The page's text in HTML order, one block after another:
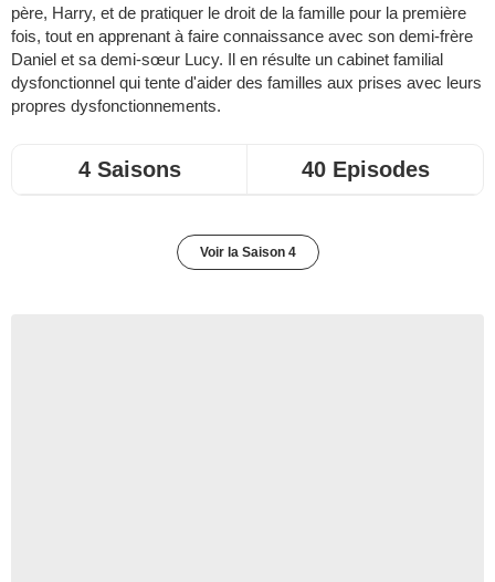
père, Harry, et de pratiquer le droit de la famille pour la première
fois, tout en apprenant à faire connaissance avec son demi-frère
Daniel et sa demi-sœur Lucy. Il en résulte un cabinet familial
dysfonctionnel qui tente d'aider des familles aux prises avec leurs
propres dysfonctionnements.
4 Saisons 40 Episodes
Voir la Saison 4